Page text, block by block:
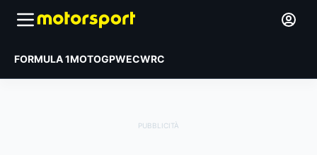
FORMULA 1MOTOGPWECWRC